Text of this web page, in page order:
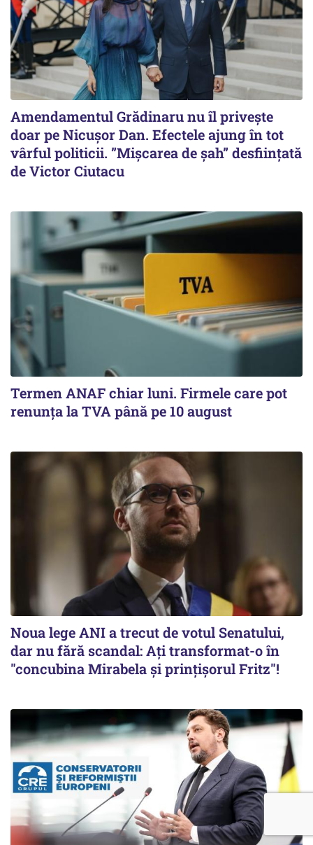
Amendamentul Grădinaru nu îl privește
doar pe Nicușor Dan. Efectele ajung în tot
vârful politicii. ”Mișcarea de șah” desființată
de Victor Ciutacu
Termen ANAF chiar luni. Firmele care pot
renunța la TVA până pe 10 august
Noua lege ANI a trecut de votul Senatului,
dar nu fără scandal: Ați transformat-o în
"concubina Mirabela şi prinţişorul Fritz"!